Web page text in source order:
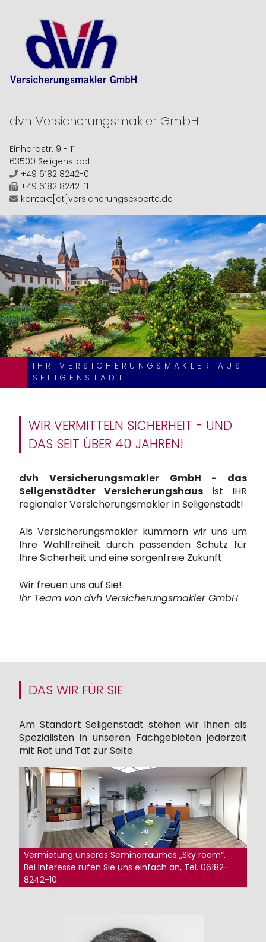
dvh Versicherungsmakler GmbH
Einhardstr. 9 - 11
63500 Seligenstadt
+49 6182 8242-0
+49 6182 8242-11
kontakt[at]versicherungsexperte.de
IHR VERSICHERUNGSMAKLER AUS
SELIGENSTADT
WIR VERMITTELN SICHERHEIT - UND
DAS SEIT ÜBER 40 JAHREN!
dvh Versicherungsmakler GmbH - das
Seligenstädter Versicherungshaus ist IHR
regionaler Versicherungsmakler in Seligenstadt!
Als Versicherungsmakler kümmern wir uns um
Ihre Wahlfreiheit durch passenden Schutz für
Ihre Sicherheit und eine sorgenfreie Zukunft.
Wir freuen uns auf Sie!
Ihr Team von dvh Versicherungsmakler GmbH
DAS WIR FÜR SIE
Am Standort Seligenstadt stehen wir Ihnen als
Spezialisten in unseren Fachgebieten jederzeit
mit Rat und Tat zur Seite.
Vermietung unseres Seminarraumes „Sky room“.
Bei Interesse rufen Sie uns einfach an, Tel. 06182-
8242-10